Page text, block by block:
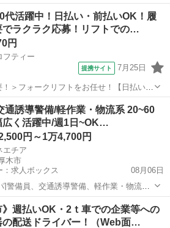
円～422,000円 ☆応募後の流れ☆ 担当者：03-5619-46...
駅 ドライバー
代活躍中！日払い・前払いOK！履
でラクラク応募！リフトでの…
円
フティー
提携サイト 7月25日
＞フォークリフトをお任せ！【日払い＆
未経験からお仕
バー
通誘導警備/軽作業・物流系 20~60
広く活躍中/週1日~OK…
円～1万4,700円
エチア
木市
：求人ボックス
08月06日
]警備員、交通誘導警備、軽作業・物流そ
・パート <給与> [ア・パ]日給12,500円～
:14,700円 一部日払いOK 1勤務...
》週払いOK・2ｔ車での企業等への
の配送ドライバー！（Web面…